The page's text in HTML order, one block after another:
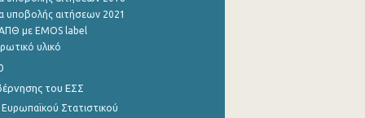
υποβολής αιτήσεων 2021
με EMOS label
υλικό
του ΕΣΣ
Στατιστικού